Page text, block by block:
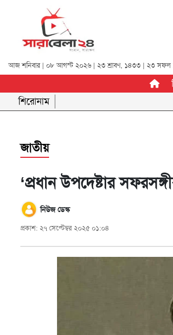
সিলেট
রাজনীতি
আন্তর্জাতিক
খেলা
শিক্ষা
আজ শনিবার | ০৮ আগস্ট ২০২৬ | ২৩ শ্রাবণ, ১৪৩৩ | ২৩ সফল
শিরোনাম
জাতীয়
‘প্রধান উপদেষ্টার
নিউজ ডেস্ক
প্রকাশ: ২৭ সেপ্টেম্বর ২০২৫ ০১:০৪